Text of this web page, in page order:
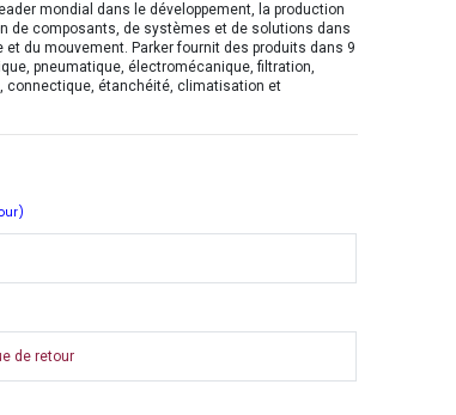
mondial dans le développement, la production
de composants, de systèmes et de solutions dans
et du mouvement. Parker fournit des produits dans 9
pneumatique, électromécanique, filtration,
connectique, étanchéité, climatisation et
de retour